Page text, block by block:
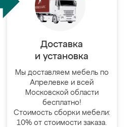
Доставка
и установка
Мы доставляем мебель по
Апрелевке и всей
Московской области
бесплатно!
Стоимость сборки мебели:
10% от стоимости заказа.